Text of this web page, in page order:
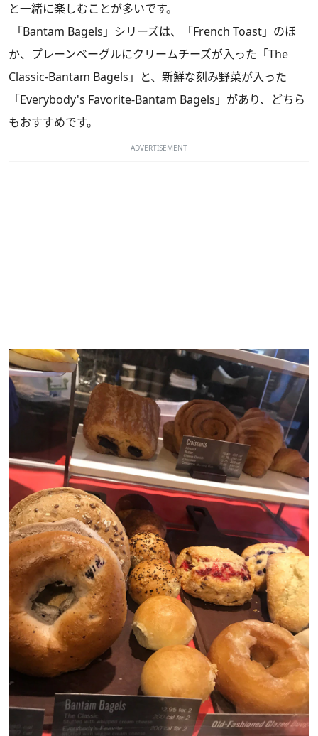
と一緒に楽しむことが多いです。
「Bantam Bagels」シリーズは、「French Toast」のほ
か、プレーンベーグルにクリームチーズが入った「The
Classic-Bantam Bagels」と、新鮮な刻み野菜が入った
「Everybody's Favorite-Bantam Bagels」があり、どちら
もおすすめです。
ADVERTISEMENT